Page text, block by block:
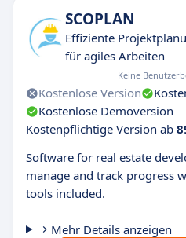
SCOPLAN
Effiziente
für agiles Arbeiten
Keine
Kostenlose Version
Kostenlose Demoversion
Kostenpflichtige Version ab
Software for real estate
manage and track progress
tools included.
Mehr Details anzeigen